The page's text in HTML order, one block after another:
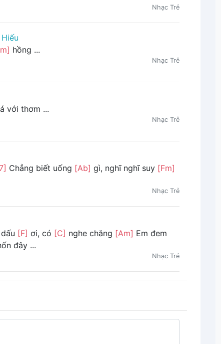
Nhạc Trẻ
hồng ...
Nhạc Trẻ
với thơm ...
Nhạc Trẻ
Chẳng biết uống [Ab] gì, nghĩ nghĩ suy [Fm]
Nhạc Trẻ
[F] ơi, có [C] nghe chăng [Am] Em đem
đây ...
Nhạc Trẻ